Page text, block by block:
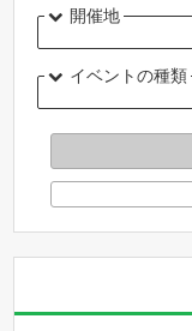
開催地
イベントの種類